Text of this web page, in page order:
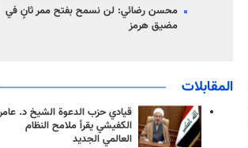
محسن رضائي: لن نسمح بفتح ممر ثانٍ في
مضيق هرمز
المقابلات
قيادي حزب الدعوة الشيخ د.
الكفيشي يقرأ ملامح النظام
العالمي الجديد